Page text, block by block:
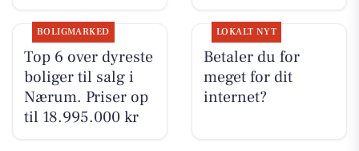
BOLIGMARKED
Top 6 over dyreste
boliger til salg i
Nærum. Priser op
til 18.995.000 kr
LOKALT NYT
Betaler du for
meget for dit
internet?